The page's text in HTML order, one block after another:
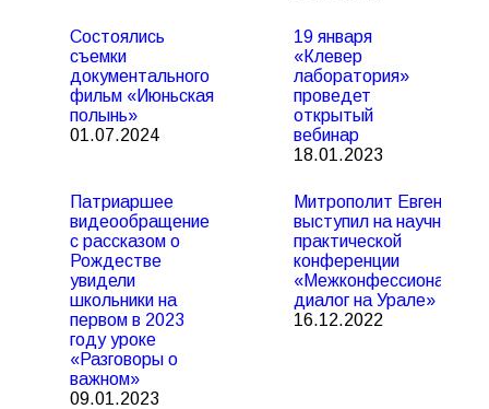
Состоялись
съемки
документального
фильм «Июньская
полынь»
01.07.2024
19 января
«Клевер
лаборатория»
проведет
открытый
вебинар
18.01.2023
Патриаршее
видеообращение
с рассказом о
Рождестве
увидели
школьники на
первом в 2023
году уроке
«Разговоры о
важном»
09.01.2023
Митрополит Евгений
выступил на научно-
практической
конференции
диалог на Урале»
16.12.2022